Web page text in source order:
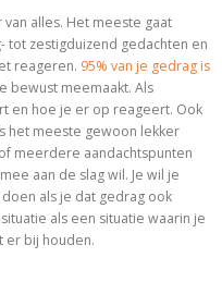
alles. Het meeste gaat
tot zestigduizend gedachten en
reageren. 95% van je gedrag is
bewust meemaakt. Als
en hoe je er op reageert. Ook
het meeste gewoon lekker
meerdere aandachtspunten
aan de slag wil. Je wil je
als je dat gedrag ook
als een situatie waarin je
er bij houden.